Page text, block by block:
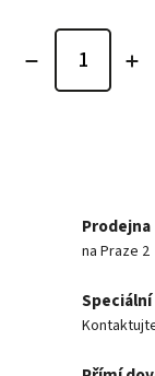
Prodejna
na Praze 2